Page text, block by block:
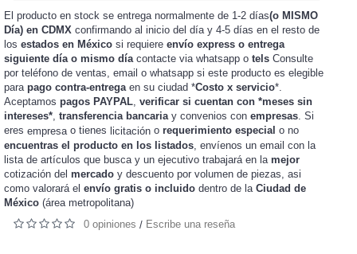
El producto en stock se entrega normalmente de 1-2 días(o MISMO
Día) en CDMX confirmando al inicio del día y 4-5 días en el resto de
los estados en México si requiere envío express o entrega
siguiente día o mismo díacontacte via whatsapp o tels Consulte
por teléfono de ventas, email o whatsapp si este producto es elegible
para pago contra-entregaen su ciudad *Costo x servicio*.
Aceptamos pagos PAYPAL, verificar si cuentan con *meses sin
intereses*, transferencia bancariay convenios con empresas. Si
eres empresa o tienes licitación o requerimiento especial o no
encuentras el producto en los listados , envíenos un email con la
lista de artículos que busca y un ejecutivo trabajará en la mejor
cotización del mercado y descuento por volumen de piezas, asi
como valorará el envío gratis o incluido dentro de la Ciudad de
México (área metropolitana)
0 opiniones / Escribe una reseña